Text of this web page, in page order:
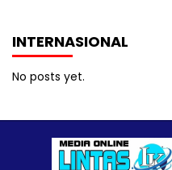
INTERNASIONAL
No posts yet.